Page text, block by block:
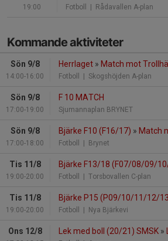
19:00 Fotboll | Rådavallen A-plan
Kommande aktiviteter
Sön 9/8
14:00-16:00
Herrlaget » Match mot
Fotboll | Skogshöjden A-plan
Sön 9/8
17:00-19:00
F 10 MATCH
Sjumannaplan BRYNET
Sön 9/8
17:00-18:00
Bjärke F10 (F16/17) » Match
Fotboll | Brynet
Tis 11/8
19:00-20:00
Bjärke F13/18 (F07/08/09/
Fotboll | Torsbovallen C-plan
Tis 11/8
19:00-20:00
Bjärke P15 (P09/10/11/12/
Fotboll | Nya Bjärkevi
Ons 12/8 Lek med boll (20/21) SMSK »